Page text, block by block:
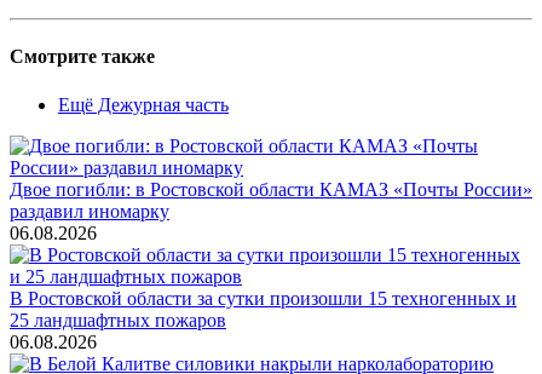
Смотрите также
Ещё Дежурная часть
Двое погибли: в Ростовской области КАМАЗ «Почты России»
раздавил иномарку
06.08.2026
В Ростовской области за сутки произошли 15 техногенных и
25 ландшафтных пожаров
06.08.2026